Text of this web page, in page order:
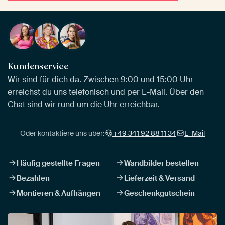
Kundenservice
Wir sind für dich da. Zwischen 9:00 und 15:00 Uhr
erreichst du uns telefonisch und per E-Mail. Über den
Chat sind wir rund um die Uhr erreichbar.
Oder kontaktiere uns über: +49 341 92 88 11 34 E-Mail
Häufig gestellte Fragen
Wandbilder bestellen
Bezahlen
Lieferzeit & Versand
Montieren & Aufhängen
Geschenkgutschein